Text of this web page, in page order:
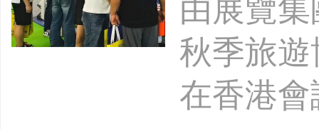
由展覽
秋季旅遊
在香港